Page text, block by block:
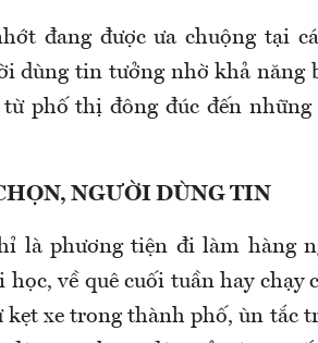
đang được ưa chuộng tại
dùng tin tưởng nhờ khả năng
phố thị đông đúc đến
NGƯỜI DÙNG TIN
là phương tiện đi làm hàng
về quê cuối tuần hay chạy
xe trong thành phố, ùn tắc